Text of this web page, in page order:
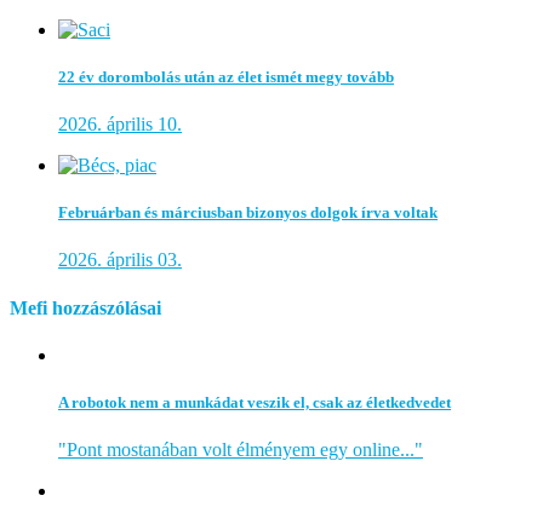
22 év dorombolás után az élet ismét megy tovább
2026. április 10.
Februárban és márciusban bizonyos dolgok írva voltak
2026. április 03.
Mefi hozzászólásai
A robotok nem a munkádat veszik el, csak az életkedvedet
"Pont mostanában volt élményem egy online..."